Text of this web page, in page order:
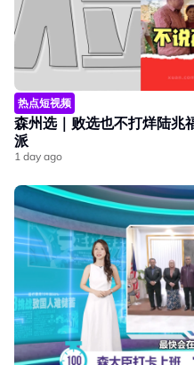
热点短视频
森州选｜败选也不打烊陆兆
派
1 day ago